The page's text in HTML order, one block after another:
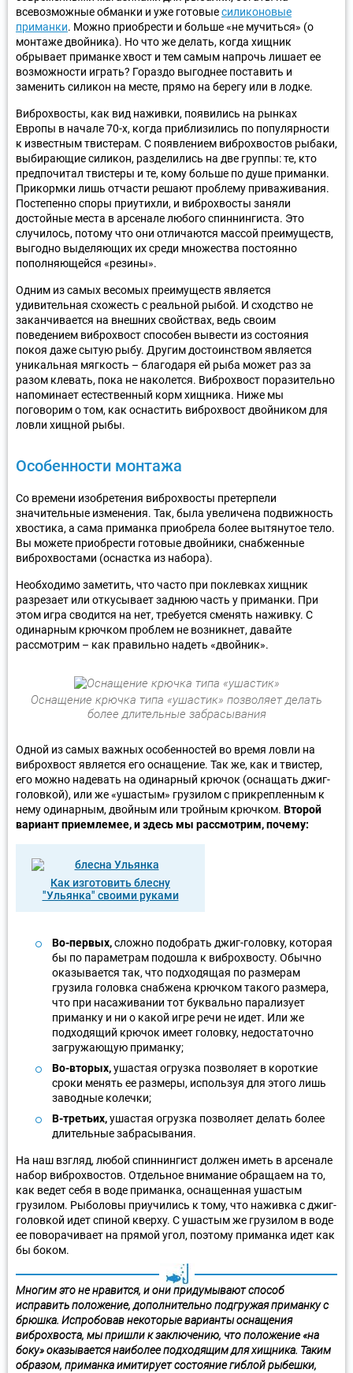
всевозможные обманки и уже готовыесиликоновые
приманки. Можно приобрести и больше «не мучиться» (о
монтаже двойника). Но что же делать, когда хищник
обрывает приманке хвост и тем самым напрочь лишает ее
возможности играть? Гораздо выгоднее поставить и
заменить силикон на месте, прямо на берегу или в лодке.
Виброхвосты, как вид наживки, появились на рынках
Европы в начале 70-х, когда приблизились по популярности
к известным твистерам. С появлением виброхвостов рыбаки,
выбирающие силикон, разделились на две группы: те, кто
предпочитал твистеры и те, кому больше по душе приманки.
Прикормки лишь отчасти решают проблему приваживания.
Постепенно споры приутихли, и виброхвосты заняли
достойные места в арсенале любого спиннингиста. Это
случилось, потому что они отличаются массой преимуществ,
выгодно выделяющих их среди множества постоянно
пополняющейся «резины».
Одним из самых весомых преимуществ является
удивительная схожесть с реальной рыбой. И сходство не
заканчивается на внешних свойствах, ведь своим
поведением виброхвост способен вывести из состояния
покоя даже сытую рыбу. Другим достоинством является
уникальная мягкость – благодаря ей рыба может раз за
разом клевать, пока не наколется. Виброхвост поразительно
напоминает естественный корм хищника. Ниже мы
поговорим о том, как оснастить виброхвост двойником для
ловли хищной рыбы.
Особенности монтажа
Со времени изобретения виброхвосты претерпели
значительные изменения. Так, была увеличена подвижность
хвостика, а сама приманка приобрела более вытянутое тело.
Вы можете приобрести готовые двойники, снабженные
виброхвостами (оснастка из набора).
Необходимо заметить, что часто при поклевках хищник
разрезает или откусывает заднюю часть у приманки. При
этом игра сводится на нет, требуется сменять наживку. С
одинарным крючком проблем не возникнет, давайте
рассмотрим – как правильно надеть «двойник».
Оснащение крючка типа «ушастик» позволяет делать
более длительные забрасывания
Одной из самых важных особенностей во время ловли на
виброхвост является его оснащение. Так же, как и твистер,
его можно надевать на одинарный крючок (оснащать джиг-
головкой), или же «ушастым» грузилом с прикрепленным к
нему одинарным, двойным или тройным крючком. Второй
вариант приемлемее, и здесь мы рассмотрим, почему:
Как изготовить блесну
"Ульянка" своими руками
Во-первых,сложно подобрать джиг-головку, которая
бы по параметрам подошла к виброхвосту. Обычно
оказывается так, что подходящая по размерам
грузила головка снабжена крючком такого размера,
что при насаживании тот буквально парализует
приманку и ни о какой игре речи не идет. Или же
подходящий крючок имеет головку, недостаточно
загружающую приманку;
Во-вторых,ушастая огрузка позволяет в короткие
сроки менять ее размеры, используя для этого лишь
заводные колечки;
В-третьих,ушастая огрузка позволяет делать более
длительные забрасывания.
На наш взгляд, любой спиннингист должен иметь в арсенале
набор виброхвостов. Отдельное внимание обращаем на то,
как ведет себя в воде приманка, оснащенная ушастым
грузилом. Рыболовы приучились к тому, что наживка с джиг-
головкой идет спиной кверху. С ушастым же грузилом в воде
ее поворачивает на прямой угол, поэтому приманка идет как
бы боком.
Многим это не нравится, и они придумывают способ
исправить положение, дополнительно подгружая приманку с
брюшка. Испробовав некоторые варианты оснащения
виброхвоста, мы пришли к заключению, что положение «на
боку» оказывается наиболее подходящим для хищника. Таким
образом, приманка имитирует состояние гиблой рыбешки,